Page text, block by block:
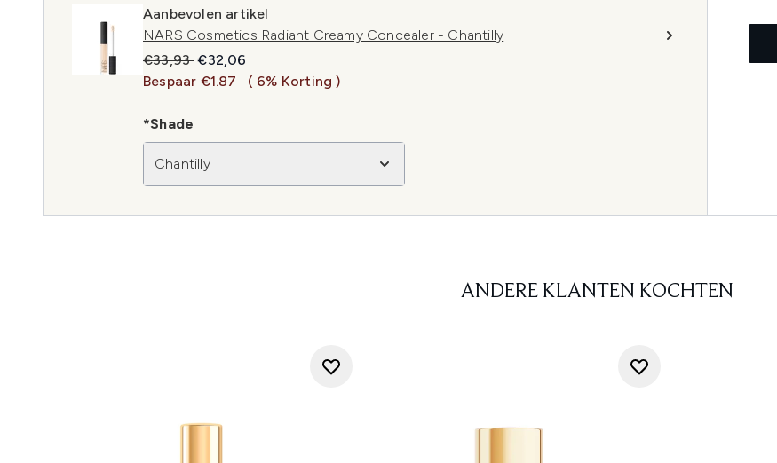
Aanbevolen artikel
NARS Cosmetics Radiant Creamy Concealer - Chantilly
Recommended Retail Price:
€33,93Huidige prijs:
€32,06
Bespaar €1.87
( 6% Korting )
*Shade
Chantilly
ANDERE KLANTEN KOCHTEN